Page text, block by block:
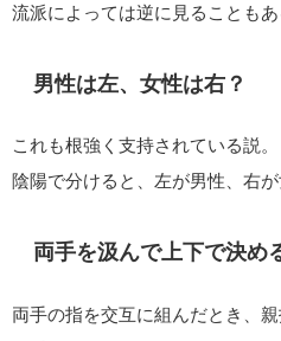
流派によっては逆に見ることもあ
男性は左、女性は右？
これも根強く支持されている説。
陰陽で分けると、左が男性、右が
両手を汲んで上下で決め
両手の指を交互に組んだとき、